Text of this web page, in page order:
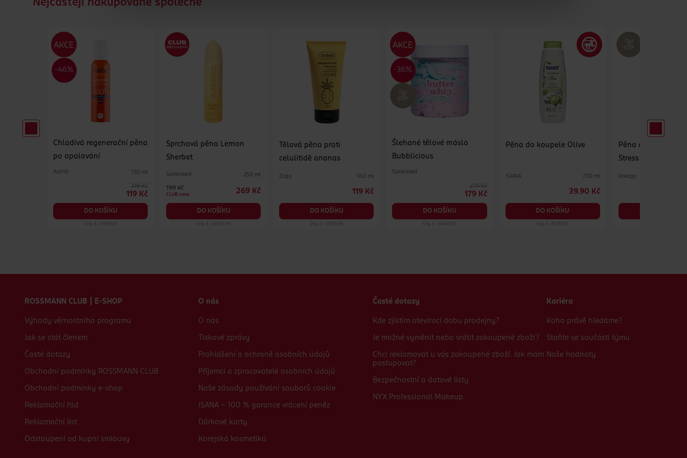
Nejčastějí nakupované společně
Chladivá regenerační pěna
po opalování
Astrid 150 ml
219 Kč
119 Kč
DO KOŠÍKU
Obj. č.: 1109313
Sprchová pěna Lemon
Sherbet
Sunkissed 250 ml
199 Kč
CLUB cena 269 Kč
DO KOŠÍKU
Obj. č.: 1500479
Tělová pěna proti
celulitidě ananas
Ziaja 160 ml
119 Kč
DO KOŠÍKU
Obj. č.: 1187939
Šlehané tělové máslo
Bubblicious
Sunkissed
279 Kč
179 Kč
DO KOŠÍKU
Obj. č.: 1494617
Pěna do koupele Olive
ISANA 750 ml
39.90 Kč
DO KOŠÍKU
Pěna do koupele
Stress
Kneipp
ROSSMANN CLUB | E-SHOP
Výhody věrnostního programu
Jak se stát členem
Časté dotazy
Obchodní podmínky ROSSMANN CLUB
Obchodní podmínky e-shop
Reklamační řád
Reklamační list
Odstoupení od kupní smlouvy
O nás
O nás
Tiskové zprávy
Prohlášení o ochraně osobních údajů
Příjemci a zpracovatelé osobních údajů
Naše zásady používání souborů cookie
ISANA - 100 % garance vrácení peněz
Dárkové karty
Korejská kosmetika
Časté dotazy
Kde zjistím otevírací dobu prodejny?
Je možné vyměnit nebo vrátit zakoupené zboží?
Chci reklamovat u vás zakoupené zboží. Jak mám
postupovat?
Bezpečnostní a datové listy
NYX Professional Makeup
Kariéra
Koho právě hledáme?
Staňte se součástí týmu
Naše hodnoty